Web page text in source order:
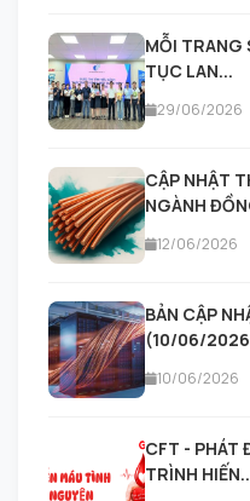
MỖI TRANG
TỤC LAN...
29/06/2026
CẬP NHẬT
NGÀNH
12/06/2026
BẢN CẬP
(10/06/
10/06/2026
CFT - PHÁT
TRÌNH